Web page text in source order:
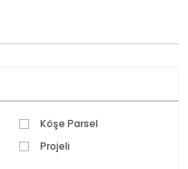
Köşe Parsel
Projeli